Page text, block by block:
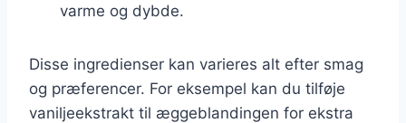
varme og dybde.
Disse ingredienser kan varieres alt efter smag
og præferencer. For eksempel kan du tilføje
vaniljeekstrakt til æggeblandingen for ekstra